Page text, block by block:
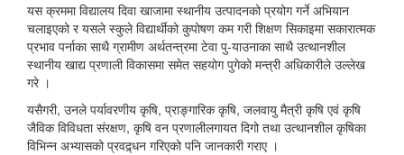
यस क्रममा विद्यालय दिवा खाजामा स्थानीय उत्पादनको प्रयोग गर्ने अभियान
चलाइएको र यसले स्कुले विद्यार्थीको कुपोषण कम गरी शिक्षण सिकाइमा सकारात्मक
प्रभाव पर्नाका साथै ग्रामीण अर्थतन्त्रमा टेवा पु-याउनाका साथै उत्थानशील
स्थानीय खाद्य प्रणाली विकासमा समेत सहयोग पुगेको मन्त्री अधिकारीले उल्लेख
गरे ।
यसैगरी, उनले पर्यावरणीय कृषि, प्राङ्गारिक कृषि, जलवायु मैत्री कृषि एवं कृषि
जैविक विविधता संरक्षण, कृषि वन प्रणालीलगायत दिगो तथा उत्थानशील कृषिका
विभिन्न अभ्यासको प्रवद्र्धन गरिएको पनि जानकारी गराए ।